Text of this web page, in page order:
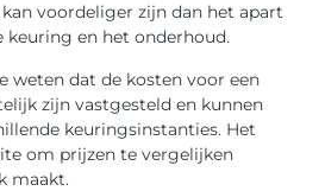
voordeliger zijn dan het apart
keuring en het onderhoud.
weten dat de kosten voor een
zijn vastgesteld en kunnen
keuringsinstanties. Het
om prijzen te vergelijken
maakt.